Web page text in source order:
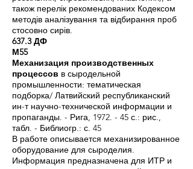
також перелік рекомендованих Кодексом
методів аналізування та відбирання проб
стосовно сирів.
637.3 ДФ
М55
Механизация производственных
процессов в сыродельной
промышленности: тематическая
подборка/ Латвийский республиканский
ин-т научно-технической информации и
пропаганды. - Рига, 1972. - 45 с.: рис.,
табл. - Библиогр.: с. 45
В работе описывается механизированное
оборудование для сыроделия.
Информация предназначена для ИТР и